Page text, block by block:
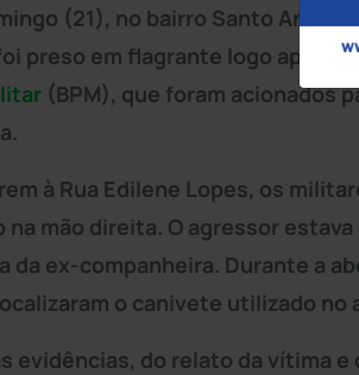
(21), no bairro Santo André,
preso em flagrante logo após o
(BPM), que foram acionados
à Rua Edilene Lopes, os
mão direita. O agressor
da ex-companheira. Durante a
o canivete utilizado no
evidências, do relato da vítima e